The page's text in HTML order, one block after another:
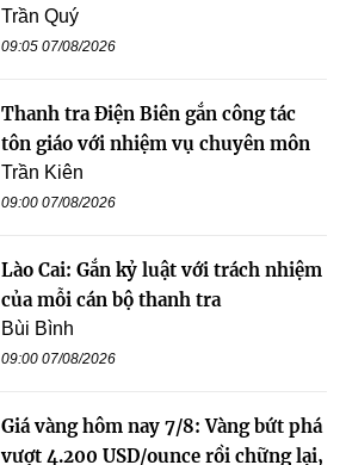
Trần Quý
09:05 07/08/2026
Thanh tra Điện Biên gắn công tác
tôn giáo với nhiệm vụ chuyên môn
Trần Kiên
09:00 07/08/2026
Lào Cai: Gắn kỷ luật với trách nhiệm
của mỗi cán bộ thanh tra
Bùi Bình
09:00 07/08/2026
Giá vàng hôm nay 7/8: Vàng bứt phá
vượt 4.200 USD/ounce rồi chững lại,